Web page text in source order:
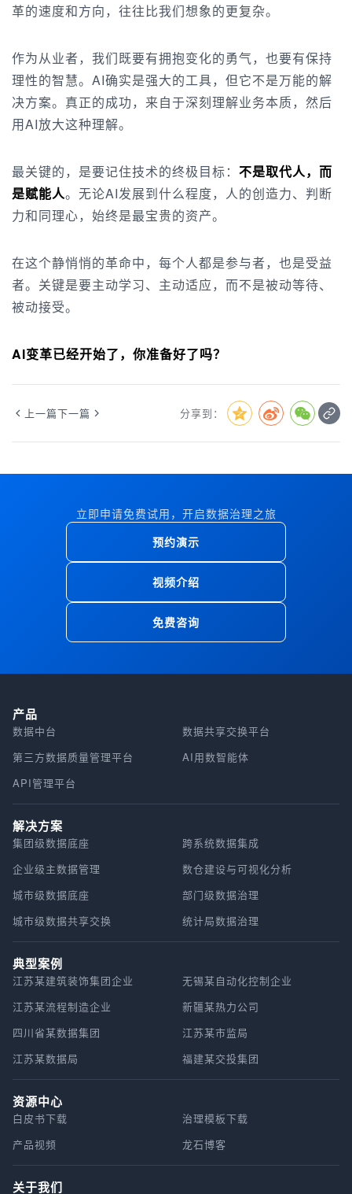
革的速度和方向，往往比我们想象的更复杂。
作为从业者，我们既要有拥抱变化的勇气，也要有保持
理性的智慧。AI确实是强大的工具，但它不是万能的解
决方案。真正的成功，来自于深刻理解业务本质，然后
用AI放大这种理解。
最关键的，是要记住技术的终极目标： 不是取代人，而
是赋能人。无论AI发展到什么程度，人的创造力、判断
力和同理心，始终是最宝贵的资产。
在这个静悄悄的革命中，每个人都是参与者，也是受益
者。关键是要主动学习、主动适应，而不是被动等待、
被动接受。
AI变革已经开始了，你准备好了吗？
上一篇下一篇 分享到：
立即申请免费试用，开启数据治理之旅
预约演示
视频介绍
免费咨询
产品
数据中台
数据共享交换平台
第三方数据质量管理平台
AI用数智能体
API管理平台
解决方案
集团级数据底座
跨系统数据集成
企业级主数据管理
数仓建设与可视化分析
城市级数据底座
部门级数据治理
城市级数据共享交换
统计局数据治理
典型案例
江苏某建筑装饰集团企业
无锡某自动化控制企业
江苏某流程制造企业
新疆某热力公司
四川省某数据集团
江苏某市监局
江苏某数据局
福建某交投集团
资源中心
白皮书下载
治理模板下载
产品视频
龙石博客
关于我们